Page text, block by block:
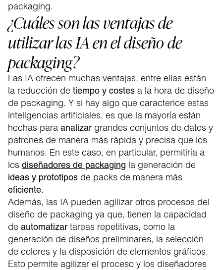
packaging.
¿Cuáles son las ventajas de
utilizar las IA en el diseño de
packaging?
Las IA ofrecen muchas ventajas, entre ellas están
la reducción de tiempo y costes a la hora de diseño
de packaging. Y si hay algo que caracterice estas
inteligencias artificiales, es que la mayoría están
hechas para analizar grandes conjuntos de datos y
patrones de manera más rápida y precisa que los
humanos. En este caso, en particular, permitiría a
los diseñadores de packaging la generación de
ideas y prototipos de packs de manera más
eficiente.
Además, las IA pueden agilizar otros procesos del
diseño de packaging ya que, tienen la capacidad
de automatizar tareas repetitivas, como la
generación de diseños preliminares, la selección
de colores y la disposición de elementos gráficos.
Esto permite agilizar el proceso y los diseñadores